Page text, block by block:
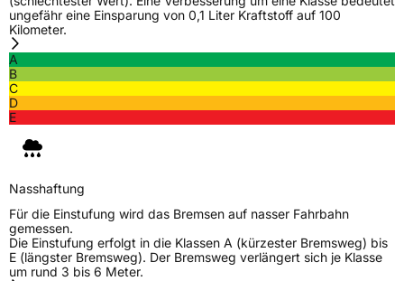
ungefähr eine Einsparung von 0,1 Liter Kraftstoff auf 100
Kilometer.
A
B
C
D
E
Nasshaftung
Für die Einstufung wird das Bremsen auf nasser Fahrbahn
gemessen.
Die Einstufung erfolgt in die Klassen A (kürzester Bremsweg) bis
E (längster Bremsweg). Der Bremsweg verlängert sich je Klasse
um rund 3 bis 6 Meter.